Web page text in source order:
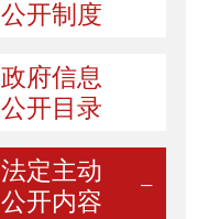
公开制度
政府信息
公开目录
法定主动
公开内容